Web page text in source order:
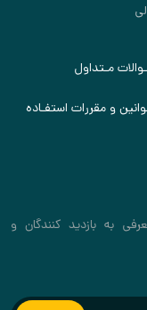
مـتداول
و مقررات استفـاده
به بازدید کنندگان و